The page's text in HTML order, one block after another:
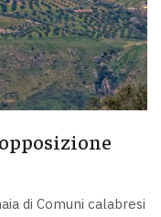
di Comuni calabresi